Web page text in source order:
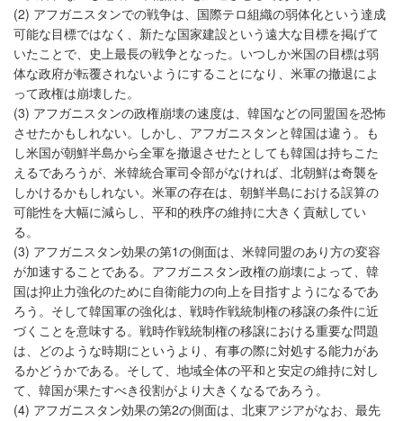
(2) アフガニスタンでの戦争は、国際テロ組織の弱体化という達成
可能な目標ではなく、新たな国家建設という遠大な目標を掲げて
いたことで、史上最長の戦争となった。いつしか米国の目標は弱
体な政府が転覆されないようにすることになり、米軍の撤退によ
って政権は崩壊した。
(3) アフガニスタンの政権崩壊の速度は、韓国などの同盟国を恐怖
させたかもしれない。しかし、アフガニスタンと韓国は違う。も
し米国が朝鮮半島から全軍を撤退させたとしても韓国は持ちこた
えるであろうが、米韓統合軍司令部がなければ、北朝鮮は奇襲を
しかけるかもしれない。米軍の存在は、朝鮮半島における誤算の
可能性を大幅に減らし、平和的秩序の維持に大きく貢献してい
る。
(3) アフガニスタン効果の第1の側面は、米韓同盟のあり方の変容
が加速することである。アフガニスタン政権の崩壊によって、韓
国は抑止力強化のために自衛能力の向上を目指すようになるであ
ろう。そして韓国軍の強化は、戦時作戦統制権の移譲の条件に近
づくことを意味する。戦時作戦統制権の移譲における重要な問題
は、どのような時期にというより、有事の際に対処する能力があ
るかどうかである。そして、地域全体の平和と安定の維持に対し
て、韓国が果たすべき役割がより大きくなるであろう。
(4) アフガニスタン効果の第2の側面は、北東アジアがなお、最先